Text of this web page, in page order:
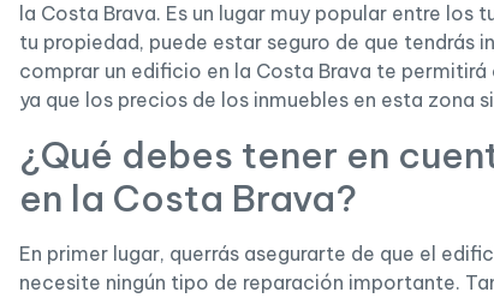
la Costa Brava. Es un lugar muy popular entre
tu propiedad, puede estar seguro de que tendrás
comprar un edificio en la Costa Brava te
ya que los precios de los inmuebles en esta zona
¿Qué debes tener en
en la Costa Brava?
En primer lugar, querrás asegurarte de que el
necesite ningún tipo de reparación importante.